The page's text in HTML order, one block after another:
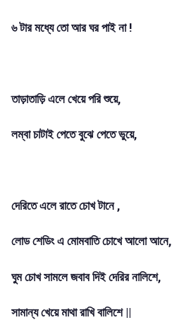
৬ টার মধ্যে তো আর ঘর পাই না !
তাড়াতাড়ি এলে খেয়ে পরি শুয়ে,
লম্বা চাটাই পেতে বুঝে পেতে ভুয়ে,
দেরিতে এলে রাতে চোখ টানে ,
লোড শেডিং এ মোমবাতি চোখে আলো আনে,
ঘুম চোখ সামলে জবাব দিই দেরির নালিশে,
সামান্য খেয়ে মাথা রাখি বালিশে ||